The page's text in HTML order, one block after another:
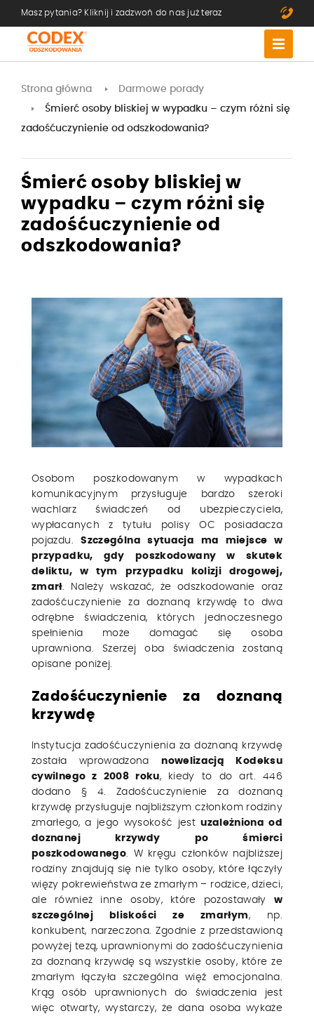
Masz pytania? Kliknij i zadzwoń do nas już teraz
Strona główna
Darmowe porady
Śmierć osoby bliskiej w wypadku – czym różni się
zadośćuczynienie od odszkodowania?
Śmierć osoby bliskiej w
wypadku – czym różni się
zadośćuczynienie od
odszkodowania?
Osobom poszkodowanym w wypadkach
komunikacyjnym przysługuje bardzo szeroki
wachlarz świadczeń od ubezpieczyciela,
wypłacanych z tytułu polisy OC posiadacza
pojazdu.Szczególna sytuacja ma miejsce w
przypadku, gdy poszkodowany w skutek
deliktu, w tym przypadku kolizji drogowej,
zmarł. Należy wskazać, że odszkodowanie oraz
zadośćuczynienie za doznaną krzywdę to dwa
odrębne świadczenia, których jednoczesnego
spełnienia może domagać się osoba
uprawniona. Szerzej oba świadczenia zostaną
opisane poniżej.
Zadośćuczynienie za doznaną
krzywdę
Instytucja zadośćuczynienia za doznaną krzywdę
została wprowadzonanowelizacją Kodeksu
cywilnego z 2008 roku, kiedy to do art. 446
dodano § 4. Zadośćuczynienie za doznaną
krzywdę przysługuje najbliższym członkom rodziny
zmarłego, a jego wysokość jestuzależniona od
doznanej krzywdy po śmierci
poszkodowanego . W kręgu członków najbliższej
rodziny znajdują się nie tylko osoby, które łączyły
więzy pokrewieństwa ze zmarłym – rodzice, dzieci,
ale również inne osoby, które pozostawały w
szczególnej bliskości ze zmarłym, np.
konkubent, narzeczona. Zgodnie z przedstawioną
powyżej tezą, uprawnionymi do zadośćuczynienia
za doznaną krzywdę są wszystkie osoby, które ze
zmarłym łączyła szczególna więź emocjonalna.
Krąg osób uprawnionych do świadczenia jest
więc otwarty, wystarczy, że dana osoba wykaże